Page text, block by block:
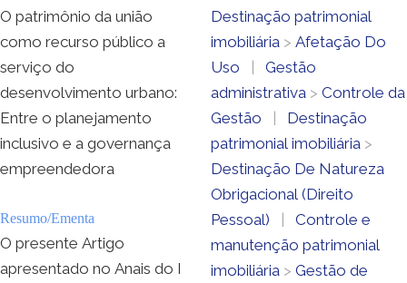
O patrimônio da união
como recurso público a
serviço do
desenvolvimento urbano:
Entre o planejamento
inclusivo e a governança
empreendedora
Resumo/Ementa
O presente Artigo
apresentado no Anais do I
Destinação patrimonial
imobiliária > Afetação Do
Uso
|
Gestão
administrativa > Controle da
Gestão
|
Destinação
patrimonial imobiliária >
Destinação De Natureza
Obrigacional (Direito
Pessoal)
|
Controle e
manutenção patrimonial
imobiliária > Gestão de